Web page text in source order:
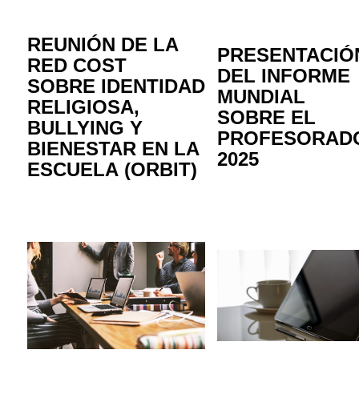
REUNIÓN DE LA
RED COST
SOBRE IDENTIDAD
RELIGIOSA,
BULLYING Y
BIENESTAR EN LA
ESCUELA (ORBIT)
DEL INFORME
MUNDIAL
SOBRE EL
2025